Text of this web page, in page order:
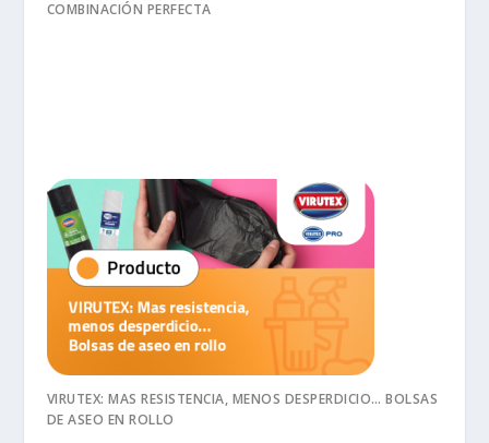
COMBINACIÓN PERFECTA
VIRUTEX: MAS RESISTENCIA, MENOS DESPERDICIO… BOLSAS
DE ASEO EN ROLLO